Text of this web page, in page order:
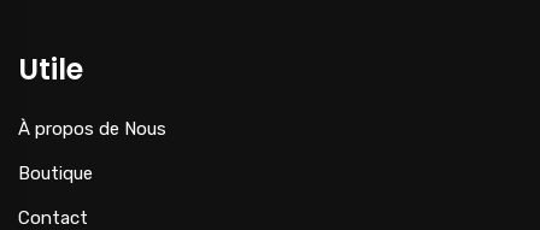
Utile
À propos de Nous
Boutique
Contact